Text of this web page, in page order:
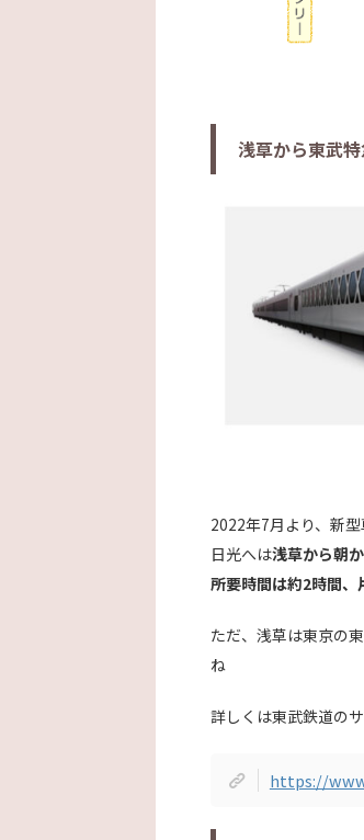
浅草から東武特
2022年7月より、新型
日光へは浅草から朝
所要時間は約2時間、
ただ、浅草は東京の
ね
詳しくは東武鉄道の
https://